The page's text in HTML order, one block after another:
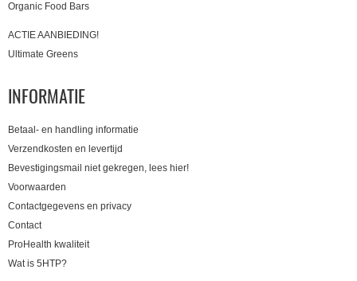
Organic Food Bars
ACTIE AANBIEDING!
Ultimate Greens
INFORMATIE
Betaal- en handling informatie
Verzendkosten en levertijd
Bevestigingsmail niet gekregen, lees hier!
Voorwaarden
Contactgegevens en privacy
Contact
ProHealth kwaliteit
Wat is 5HTP?